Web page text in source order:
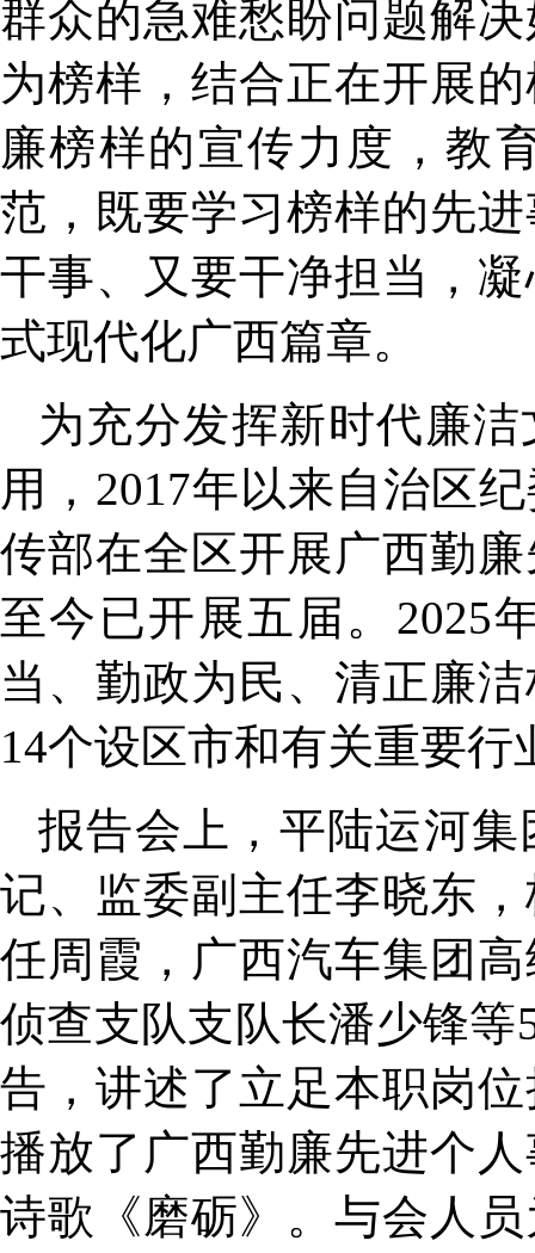
群众的急难愁盼问题解
为榜样，结合正在开展
廉榜样的宣传力度，教
范，既要学习榜样的先
干事、又要干净担当，
式现代化广西篇章。
为充分发挥新时代廉
用，2017年以来自治区
传部在全区开展广西勤
至今已开展五届。2025
当、勤政为民、清正廉
14个设区市和有关重要行
报告会上，平陆运河
记、监委副主任李晓东
任周霞，广西汽车集团
侦查支队支队长潘少锋
告，讲述了立足本职岗
播放了广西勤廉先进个
诗歌《磨砺》。与会人